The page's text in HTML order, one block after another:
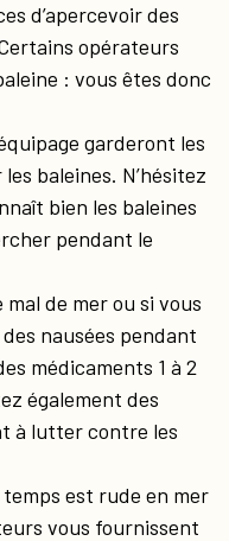
d’apercevoir des
opérateurs
: vous êtes donc
garderont les
baleines. N’hésitez
bien les baleines
pendant le
de mer ou si vous
nausées pendant
médicaments 1 à 2
également des
à lutter contre les
est rude en mer
vous fournissent